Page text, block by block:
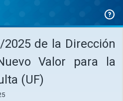
2025 de la Dirección
Valor para la
(UF)